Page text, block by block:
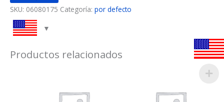
SKU: 06080175 Categoría: por defecto
Productos relacionados